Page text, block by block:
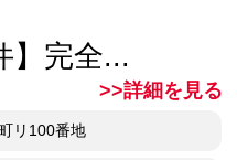
】完全...
>>詳細を見る
リ100番地